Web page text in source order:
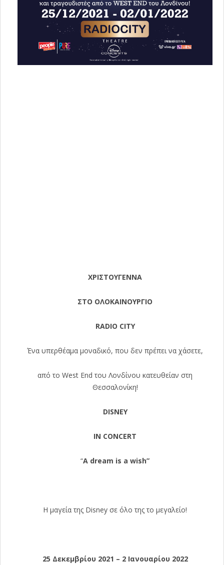
ΧΡΙΣΤΟΥΓΕΝΝΑ
ΣΤΟ ΟΛΟΚΑΙΝΟΥΡΓΙΟ
RADIO CITY
Ένα υπερθέαμα μοναδικό, που δεν πρέπει να χάσετε,
από το West End του Λονδίνου κατευθείαν στη
Θεσσαλονίκη!
DISNEY
IN CONCERT
“A dream is a wish”
Η μαγεία της Disney σε όλο της το μεγαλείο!
25 Δεκεμβρίου 2021 – 2 Ιανουαρίου 2022